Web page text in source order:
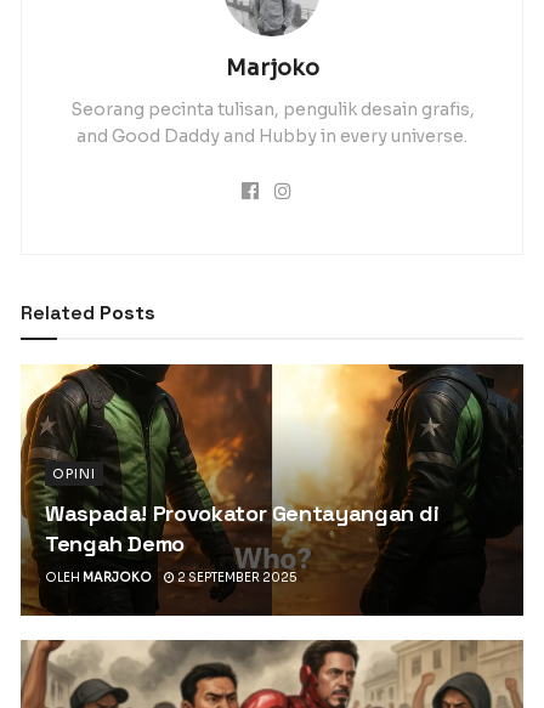
Marjoko
Seorang pecinta tulisan, pengulik desain grafis,
and Good Daddy and Hubby in every universe.
Related Posts
OPINI
Waspada! Provokator Gentayangan di
Tengah Demo
OLEH MARJOKO 2 SEPTEMBER 2025